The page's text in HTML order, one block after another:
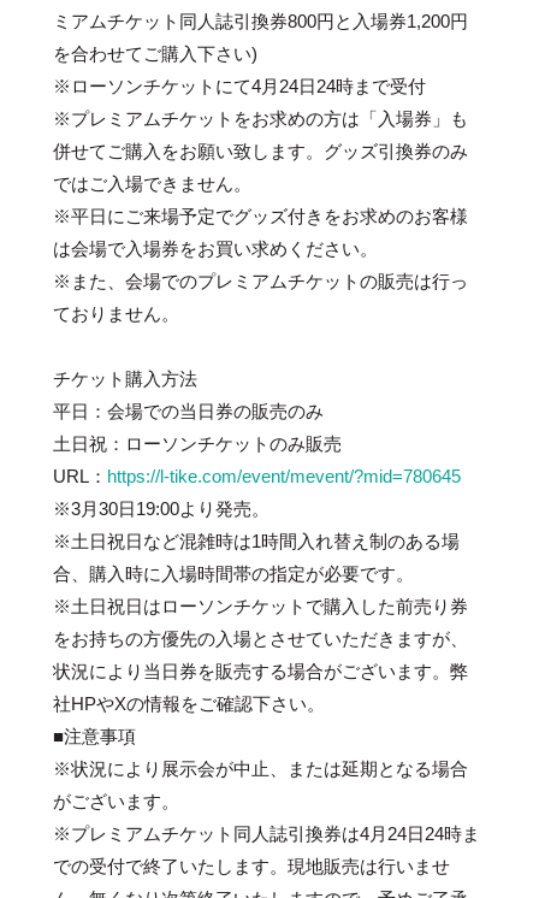
ミアムチケット同人誌引換券800円と入場券1,200円
を合わせてご購入下さい)
※ローソンチケットにて4月24日24時まで受付
※プレミアムチケットをお求めの方は「入場券」も
併せてご購入をお願い致します。グッズ引換券のみ
ではご入場できません。
※平日にご来場予定でグッズ付きをお求めのお客様
は会場で入場券をお買い求めください。
※また、会場でのプレミアムチケットの販売は行っ
ておりません。
チケット購入方法
平日：会場での当日券の販売のみ
土日祝：ローソンチケットのみ販売
URL： https://l-tike.com/event/mevent/?mid=780645
※3月30日19:00より発売。
※土日祝日など混雑時は1時間入れ替え制のある場
合、購入時に入場時間帯の指定が必要です。
※土日祝日はローソンチケットで購入した前売り券
をお持ちの方優先の入場とさせていただきますが、
状況により当日券を販売する場合がございます。弊
社HPやXの情報をご確認下さい。
■注意事項
※状況により展示会が中止、または延期となる場合
がございます。
※プレミアムチケット同人誌引換券は4月24日24時ま
での受付で終了いたします。現地販売は行いませ